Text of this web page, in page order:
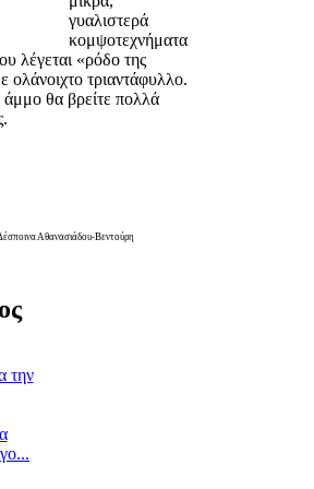
γυαλιστερά
κομψοτεχνήματα
λέγεται «ρόδο της
ολάνοιχτο τριαντάφυλλο.
άμμο θα βρείτε πολλά
Αθανασιάδου-Βεντούρη